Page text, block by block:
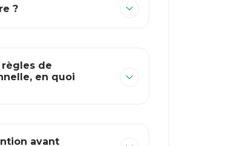
?
de
en quoi
avant